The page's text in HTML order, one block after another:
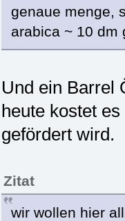
genaue menge,
arabica ~ 10 dm
Und ein Barrel
heute kostet
gefördert wird.
Zitat
wir wollen hier